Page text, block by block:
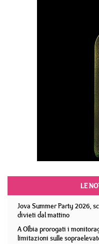
LE
Jova Summer Party 2026,
divieti dal mattino
A Olbia prorogati i
limitazioni sulle